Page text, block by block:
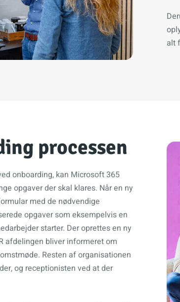
alt
processen
onboarding, kan Microsoft 365
opgaver der skal klares. Når en ny
med de nødvendige
opgaver som eksempelvis en
starter. Der oprettes en ny
afdelingen bliver informeret om
Resten af organisationen
og receptionisten ved at der